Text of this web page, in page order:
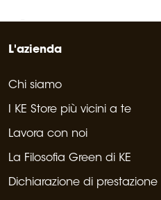
L'azienda
Chi siamo
I KE Store più vicini a te
Lavora con noi
La Filosofia Green di KE
Dichiarazione di prestazione